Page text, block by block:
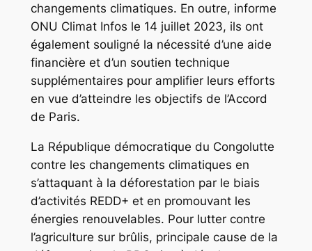
changements climatiques. En outre, informe
ONU Climat Infos le 14 juillet 2023, ils ont
également souligné la nécessité d’une aide
financière et d’un soutien technique
supplémentaires pour amplifier leurs efforts
en vue d’atteindre les objectifs de l’Accord
de Paris.
La République démocratique du Congolutte
contre les changements climatiques en
s’attaquant à la déforestation par le biais
d’activités REDD+ et en promouvant les
énergies renouvelables. Pour lutter contre
l’agriculture sur brûlis, principale cause de la